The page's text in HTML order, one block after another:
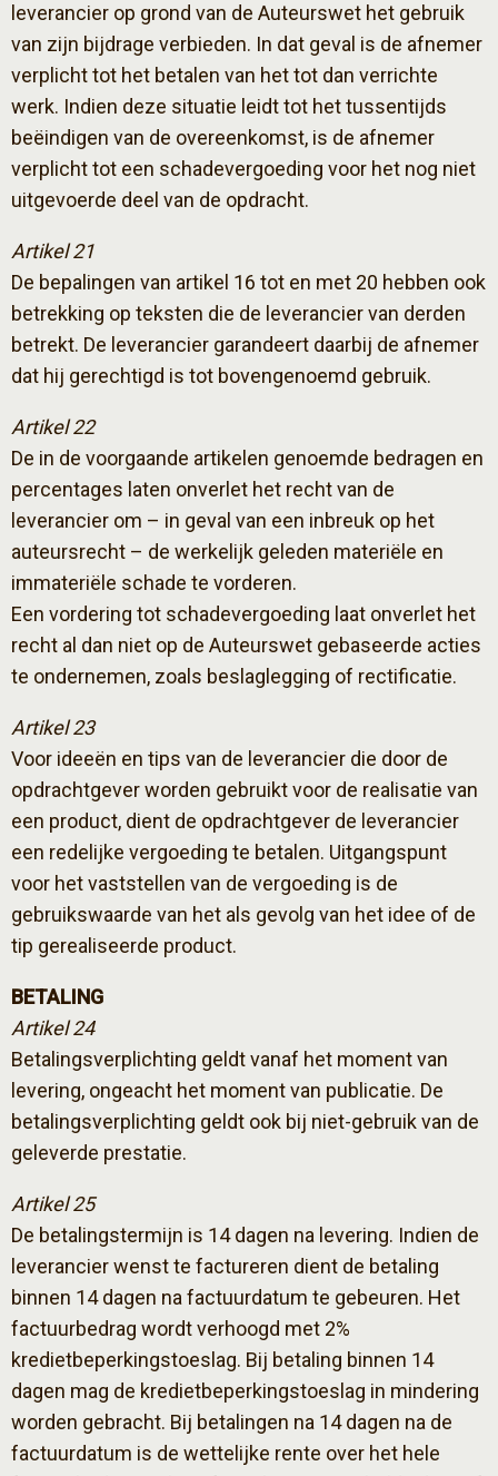
leverancier op grond van de Auteurswet het gebruik
van zijn bijdrage verbieden. In dat geval is de afnemer
verplicht tot het betalen van het tot dan verrichte
werk. Indien deze situatie leidt tot het tussentijds
beëindigen van de overeenkomst, is de afnemer
verplicht tot een schadevergoeding voor het nog niet
uitgevoerde deel van de opdracht.
Artikel 21
De bepalingen van artikel 16 tot en met 20 hebben ook
betrekking op teksten die de leverancier van derden
betrekt. De leverancier garandeert daarbij de afnemer
dat hij gerechtigd is tot bovengenoemd gebruik.
Artikel 22
De in de voorgaande artikelen genoemde bedragen en
percentages laten onverlet het recht van de
leverancier om – in geval van een inbreuk op het
auteursrecht – de werkelijk geleden materiële en
immateriële schade te vorderen.
Een vordering tot schadevergoeding laat onverlet het
recht al dan niet op de Auteurswet gebaseerde acties
te ondernemen, zoals beslaglegging of rectificatie.
Artikel 23
Voor ideeën en tips van de leverancier die door de
opdrachtgever worden gebruikt voor de realisatie van
een product, dient de opdrachtgever de leverancier
een redelijke vergoeding te betalen. Uitgangspunt
voor het vaststellen van de vergoeding is de
gebruikswaarde van het als gevolg van het idee of de
tip gerealiseerde product.
BETALING
Artikel 24
Betalingsverplichting geldt vanaf het moment van
levering, ongeacht het moment van publicatie. De
betalingsverplichting geldt ook bij niet-gebruik van de
geleverde prestatie.
Artikel 25
De betalingstermijn is 14 dagen na levering. Indien de
leverancier wenst te factureren dient de betaling
binnen 14 dagen na factuurdatum te gebeuren. Het
factuurbedrag wordt verhoogd met 2%
kredietbeperkingstoeslag. Bij betaling binnen 14
dagen mag de kredietbeperkingstoeslag in mindering
worden gebracht. Bij betalingen na 14 dagen na de
factuurdatum is de wettelijke rente over het hele